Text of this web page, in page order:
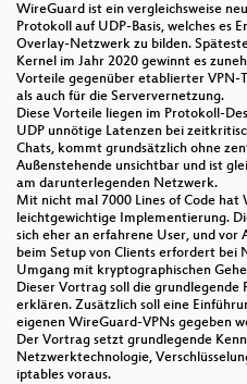
WireGuard ist ein vergleichsweise
Protokoll auf UDP-Basis, welches es
Overlay-Netzwerk zu bilden.
Kernel im Jahr 2020 gewinnt es
Vorteile gegenüber etablierter VPN-
als auch für die Serververnetzung.
Diese Vorteile liegen im Protokoll-
UDP unnötige Latenzen bei
Chats, kommt grundsätzlich ohne
Außenstehende unsichtbar und ist
am darunterlegenden Netzwerk.
Mit nicht mal 7000 Lines of Code hat
leichtgewichtige Implementierung.
sich eher an erfahrene User, und vor
beim Setup von Clients erfordert bei
Umgang mit kryptographischen
Dieser Vortrag soll die grundlegende
erklären. Zusätzlich soll eine
eigenen WireGuard-VPNs gegeben
Der Vortrag setzt grundlegende
Netzwerktechnologie,
iptables voraus.